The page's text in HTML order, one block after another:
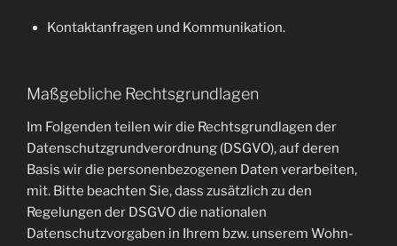
Kontaktanfragen und Kommunikation.
Maßgebliche Rechtsgrundlagen
Im Folgenden teilen wir die Rechtsgrundlagen der
Datenschutzgrundverordnung (DSGVO), auf deren
Basis wir die personenbezogenen Daten verarbeiten,
mit. Bitte beachten Sie, dass zusätzlich zu den
Regelungen der DSGVO die nationalen
Datenschutzvorgaben in Ihrem bzw. unserem Wohn-